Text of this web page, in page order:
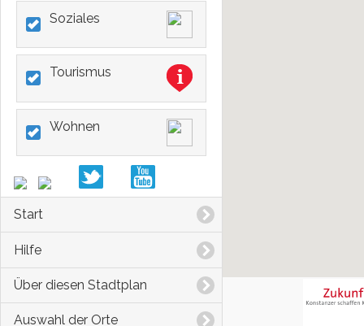
Soziales
Tourismus
Wohnen
Start
Hilfe
Über diesen Stadtplan
Auswahl der Orte